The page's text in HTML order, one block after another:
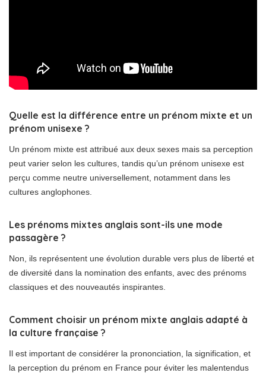
Quelle est la différence entre un prénom mixte et un
prénom unisexe ?
Un prénom mixte est attribué aux deux sexes mais sa perception
peut varier selon les cultures, tandis qu’un prénom unisexe est
perçu comme neutre universellement, notamment dans les
cultures anglophones.
Les prénoms mixtes anglais sont-ils une mode
passagère ?
Non, ils représentent une évolution durable vers plus de liberté et
de diversité dans la nomination des enfants, avec des prénoms
classiques et des nouveautés inspirantes.
Comment choisir un prénom mixte anglais adapté à
la culture française ?
Il est important de considérer la prononciation, la signification, et
la perception du prénom en France pour éviter les malentendus